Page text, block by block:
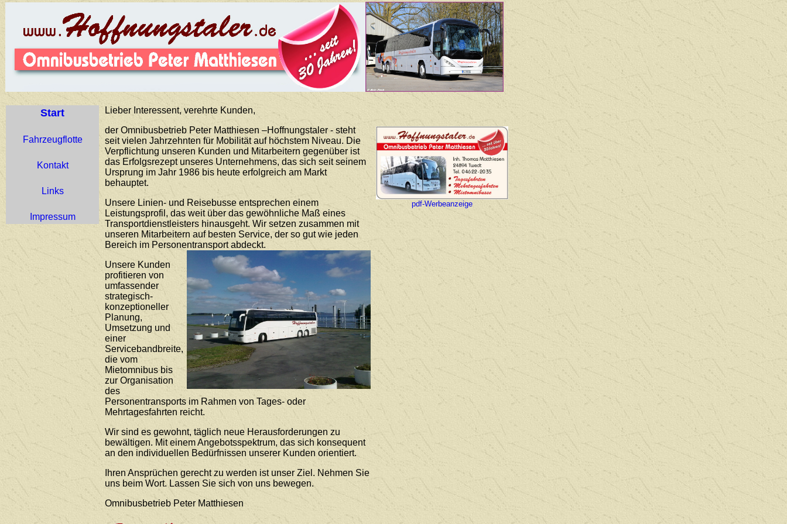
Start
Fahrzeugflotte
Kontakt
Links
Impressum
Lieber Interessent, verehrte Kunden,
der Omnibusbetrieb Peter Matthiesen –Hoffnungstaler - steht
seit vielen Jahrzehnten für Mobilität auf höchstem Niveau. Die
Verpflichtung unseren Kunden und Mitarbeitern gegenüber ist
das Erfolgsrezept unseres Unternehmens, das sich seit seinem
Ursprung im Jahr 1986 bis heute erfolgreich am Markt
behauptet.
Unsere Linien- und Reisebusse entsprechen einem
Leistungsprofil, das weit über das gewöhnliche Maß eines
Transportdienstleisters hinausgeht. Wir setzen zusammen mit
unseren Mitarbeitern auf besten Service, der so gut wie jeden
Bereich im Personentransport abdeckt.
Unsere Kunden
profitieren von
umfassender
strategisch-
konzeptioneller
Planung,
Umsetzung und
einer
Servicebandbreite,
die vom
Mietomnibus bis
zur Organisation
des
Personentransports im Rahmen von Tages- oder
Mehrtagesfahrten reicht.
Wir sind es gewohnt, täglich neue Herausforderungen zu
bewältigen. Mit einem Angebotsspektrum, das sich konsequent
an den individuellen Bedürfnissen unserer Kunden orientiert.
Ihren Ansprüchen gerecht zu werden ist unser Ziel. Nehmen Sie
uns beim Wort. Lassen Sie sich von uns bewegen.
Omnibusbetrieb Peter Matthiesen
pdf-Werbeanzeige